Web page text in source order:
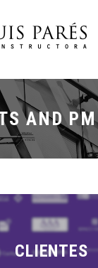
AND PM
CLIENTES